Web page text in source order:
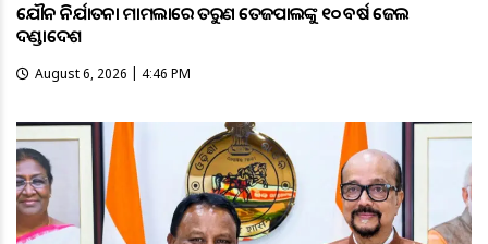
ଯୌନ ନିର୍ଯାତନା ମାମଲାରେ ତରୁଣ ତେଜପାଲଙ୍କୁ ୧୦ ବର୍ଷ ଜେଲ
ଦଣ୍ଡାଦେଶ
August 6, 2026 | 4:46 PM